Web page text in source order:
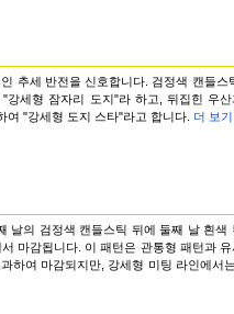
추세 반전을 신호합니다. 검정색 캔들스
세형 잠자리 도지"라 하고, 뒤집힌 우
"강세형 도지 스타"라고 합니다. 더 보기
날의 검정색 캔들스틱 뒤에 둘째 날 흰색
마감됩니다. 이 패턴은 관통형 패턴과
하여 마감되지만, 강세형 미팅 라인에서